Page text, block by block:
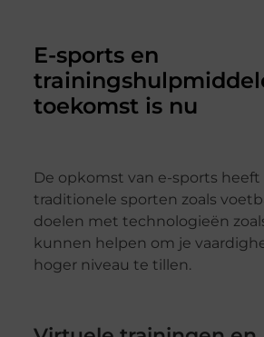
E-sports en
toekomst is nu
De opkomst van e-sports
traditionele sporten zoals
doelen met technologieën
kunnen helpen om je
hoger niveau te tillen.